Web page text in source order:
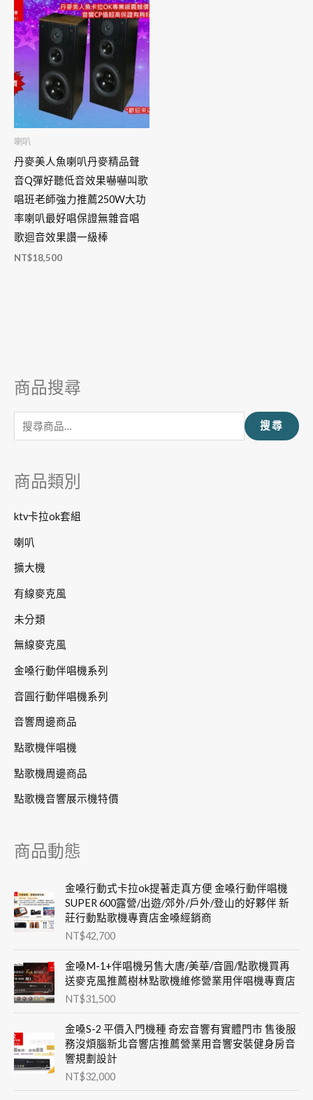
喇叭
丹麥美人魚喇叭丹麥精品聲
音Q彈好聽低音效果嚇嚇叫歌
唱班老師強力推薦250W大功
率喇叭最好唱保證無雜音唱
歌迴音效果讚一級棒
NT$18,500
商品搜尋
搜
關
搜尋
商品類別
ktv卡拉ok套組
喇叭
擴大機
有線麥克風
未分類
無線麥克風
金嗓行動伴唱機系列
音圓行動伴唱機系列
音響周邊商品
點歌機伴唱機
點歌機周邊商品
點歌機音響展示機特價
商品動態
金嗓行動式卡拉ok提著走真方便 金嗓行動伴唱機
SUPER 600露營/出遊/郊外/戶外/登山的好夥伴 新
莊行動點歌機專賣店金嗓經銷商
NT$42,700
金嗓M-1+伴唱機另售大唐/美華/音圓/點歌機買再
送麥克風推薦樹林點歌機維修營業用伴唱機專賣店
NT$31,500
金嗓S-2 平價入門機種 奇宏音響有實體門市 售後服
務沒煩腦新北音響店推薦營業用音響安裝健身房音
響規劃設計
NT$32,000